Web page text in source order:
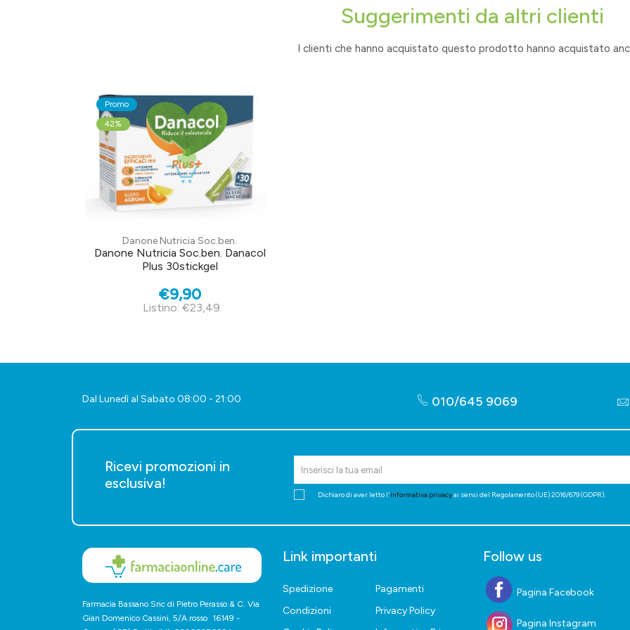
Suggerimenti da altri clienti
I clienti che hanno acquistato questo prodotto hanno acquistato
Promo
42%
Danone Nutricia Soc.ben.
Danone Nutricia Soc.ben. Danacol
Plus 30stickgel
€9,90
Listino: €23,49
Dal Lunedì al Sabato 08:00 - 21:00 010/645 9069
Ricevi promozioni in
esclusiva!
Dichiaro di aver letto l'informativa privacyai sensi del Regolamento (UE) 2016/679 (GDPR).
Farmacia Bassano Snc di Pietro Perasso & C. Via
Gian Domenico Cassini, 5/A rosso 16149 -
Link importanti
Spedizione
Pagamenti
Condizioni
Privacy Policy
Follow us
Pagina Facebook
Pagina Instagram